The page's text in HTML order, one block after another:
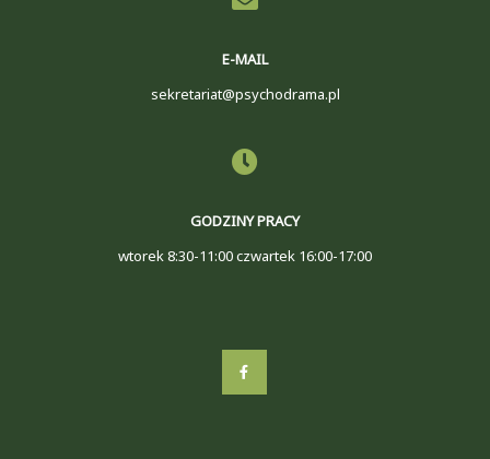
E-MAIL
sekretariat@psychodrama.pl
GODZINY PRACY
wtorek 8:30-11:00 czwartek 16:00-17:00